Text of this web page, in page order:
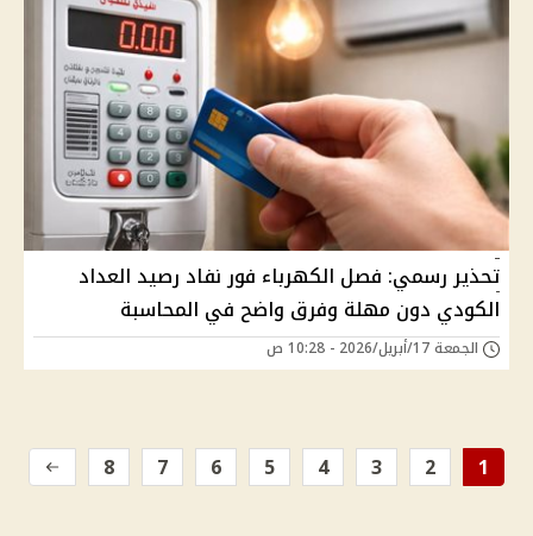
تحذير رسمي: فصل الكهرباء فور نفاد رصيد العداد
الكودي دون مهلة وفرق واضح في المحاسبة
الجمعة 17/أبريل/2026 - 10:28 ص
1
2
3
4
5
6
7
8